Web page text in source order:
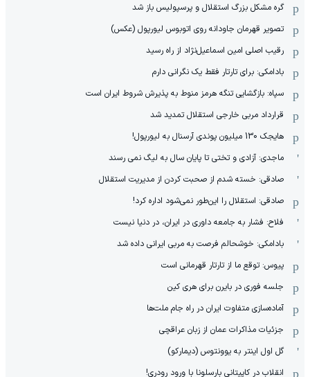
گره مشکل بزرگ استقلال و پرسپولیس باز شد
تصویر قهرمان جاودانه روی اتوبوس لیورپول (عکس)
رقیب اصلی امین اسماعیل‌نژاد از راه رسید
بادامکی: برای تارتار فقط یک نگرانی دارم
سپاه: بازگشایی تنگه هرمز منوط به پذیرش شروط ایران است
قرارداد مربی خارجی استقلال تمدید شد
هایجک 130 میلیون پوندی آرسنال به لیورپول!
ماجدی: آزادی و تختی تا پایان سال به لیگ نمی رسند
صادقی: خسته شدم از صحبت کردن از مدیریت استقلال
صادقی: استقلال را این‌طور نمی‌شود اداره کرد!
فلاح: فشار به جامعه داوری در ایران، در دنیا نیست
بادامکی: خوشحالم فرصت به مربی ایرانی داده شد
پیوس: توقع ما از تارتار قهرمانی است
جلسه فوری در بایرن برای هری کین
آماده‌سازی متفاوت ایران در راه جام ملت‌ها
جزئیات مذاکرات عمان از زبان عراقچی
گل اول اینتر به یوونتوس (دیمارکو)
انقلاب در کاپیتانی بارسلونا با ورود رودری!